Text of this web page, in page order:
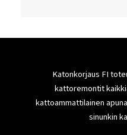
Katonkorjaus FI
kattoremontit
kattoammattilainen
sinunkin